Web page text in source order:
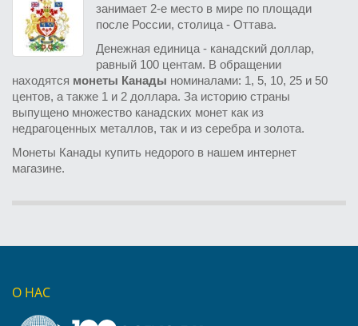
занимает 2-е место в мире по площади
после России, столица - Оттава.
Денежная единица - канадский доллар,
равный 100 центам. В обращении
находятся монеты Канады номиналами: 1, 5, 10, 25 и 50
центов, а также 1 и 2 доллара. За историю страны
выпущено множество канадских монет как из
недрагоценных металлов, так и из серебра и золота.
Монеты Канады купить недорого в нашем интернет
магазине.
О НАС